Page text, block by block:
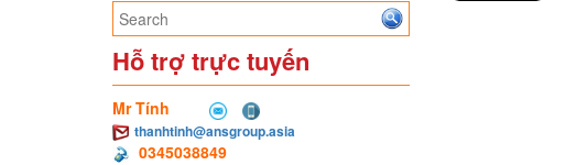
Hỗ trợ trực tuyến
Mr Tính
thanhtinh@ansgroup.asia
0345038849